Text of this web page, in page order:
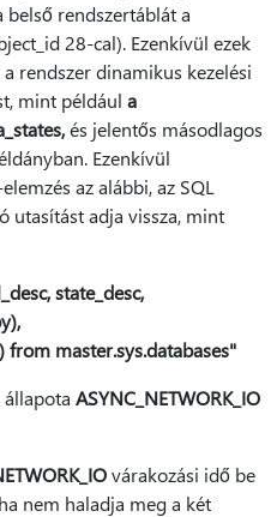
rendszertáblát a
28-cal). Ezenkívül ezek
rendszer dinamikus kezelési
mint például a
és jelentős másodlagos
Ezenkívül
az alábbi, az SQL
utasítást adja vissza, mint
state_desc,
from master.sys.databases"
állapota ASYNC_NETWORK_IO
várakozási idő be
nem haladja meg a két